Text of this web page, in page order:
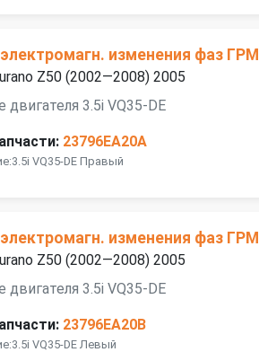
изменения фаз ГРМ
Z50 (2002—2008) 2005
двигателя 3.5i VQ35-DE
23796EA20A
VQ35-DE Правый
изменения фаз ГРМ
Z50 (2002—2008) 2005
двигателя 3.5i VQ35-DE
23796EA20B
VQ35-DE Левый